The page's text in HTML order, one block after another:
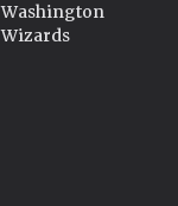
Washington
Wizards